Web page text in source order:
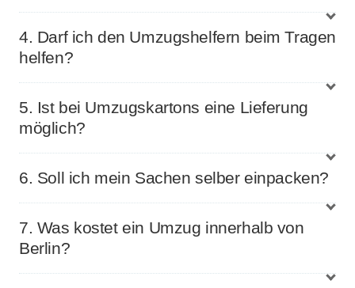
4. Darf ich den Umzugshelfern beim Tragen
helfen?
5. Ist bei Umzugskartons eine Lieferung
möglich?
6. Soll ich mein Sachen selber einpacken?
7. Was kostet ein Umzug innerhalb von
Berlin?